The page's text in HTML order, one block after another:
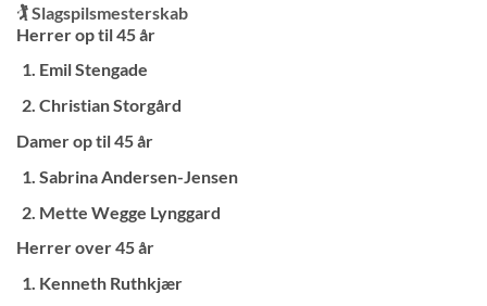
🏌️ Slagspilsmesterskab
Herrer op til 45 år
Emil Stengade
Christian Storgård
Damer op til 45 år
Sabrina Andersen-Jensen
Mette Wegge Lynggard
Herrer over 45 år
Kenneth Ruthkjær